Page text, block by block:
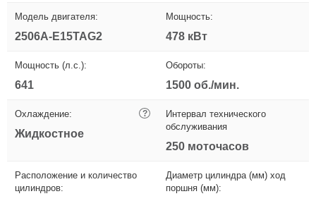
Модель двигателя:
2506A-E15TAG2
Мощность:
478 кВт
Мощность (л.с.):
641
Обороты:
1500 об./мин.
Охлаждение: ?
Жидкостное
Интервал технического
обслуживания
250 моточасов
Расположение и количество
цилиндров:
Диаметр цилиндра (мм) ход
поршня (мм):